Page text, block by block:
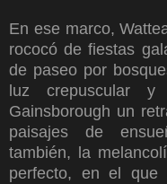
En ese marco,
rococó de fiestas
de paseo por
luz crepuscular
Gainsborough un
paisajes de
también, la
perfecto, en el que